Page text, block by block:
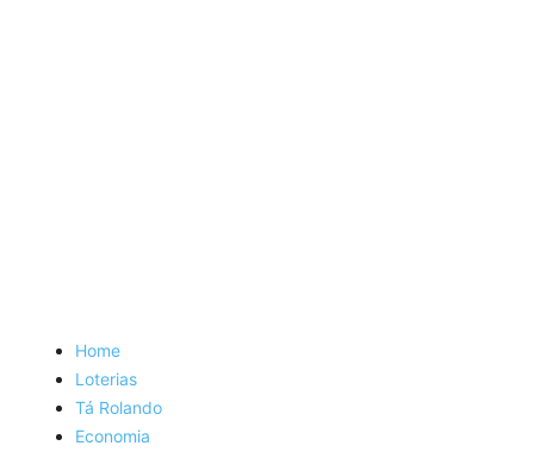
Home
Loterias
Tá Rolando
Economia